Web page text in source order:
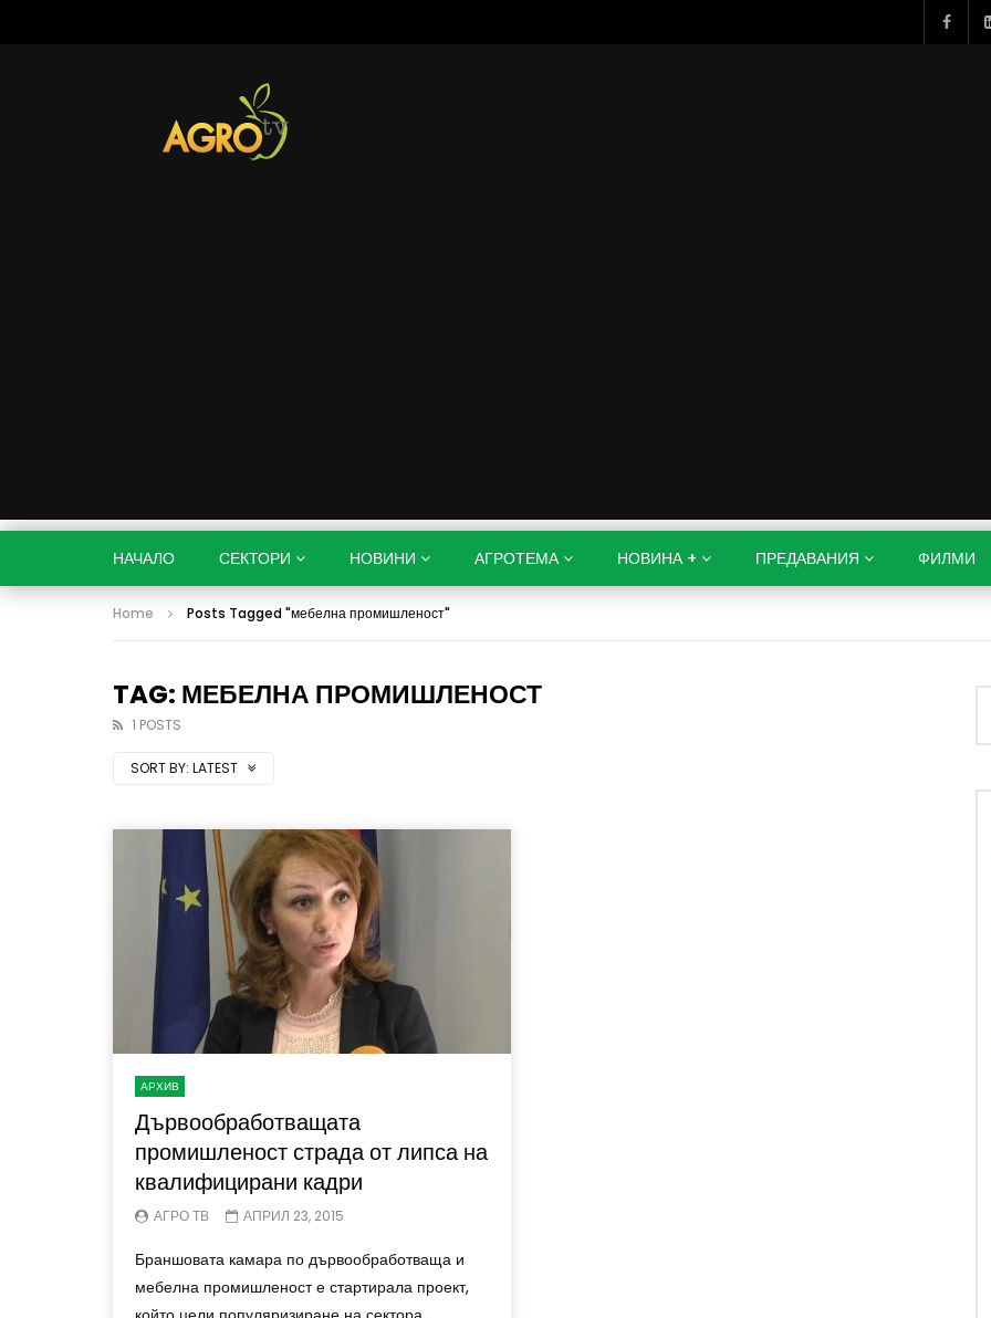
НАЧАЛО СЕКТОРИ НОВИНИ АГРОТЕМА НОВИНА + ПРЕДАВАНИЯ ФИЛМИ
Home Posts Tagged "мебелна промишленост"
TAG: МЕБЕЛНА ПРОМИШЛЕНОСТ
1 POSTS
SORT BY: LATEST
АРХИВ
Дървообработващата
промишленост страда от липса на
квалифицирани кадри
АГРО ТВ АПРИЛ 23, 2015
Браншовата камара по дървообработваща и
мебелна промишленост е стартирала проект,